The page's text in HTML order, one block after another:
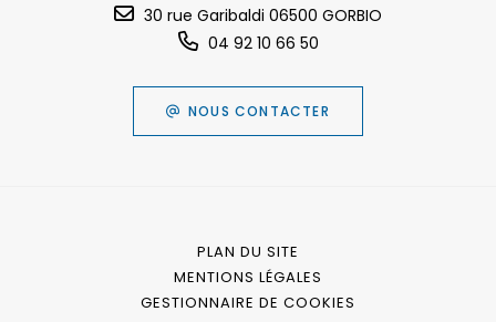
30 rue Garibaldi 06500 GORBIO
04 92 10 66 50
NOUS CONTACTER
PLAN DU SITE
MENTIONS LÉGALES
GESTIONNAIRE DE COOKIES